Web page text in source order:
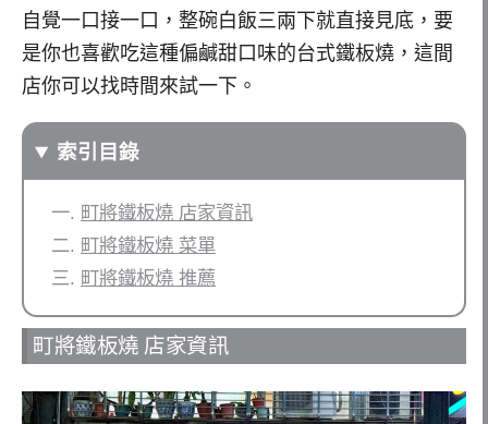
自覺一口接一口，整碗白飯三兩下就直接見底，要
是你也喜歡吃這種偏鹹甜口味的台式鐵板燒，這間
店你可以找時間來試一下。
索引目錄
町將鐵板燒 店家資訊
町將鐵板燒 菜單
町將鐵板燒 推薦
町將鐵板燒 店家資訊